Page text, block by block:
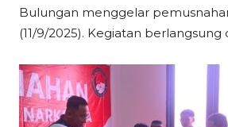
Bulungan menggelar
(11/9/2025). Kegiatan